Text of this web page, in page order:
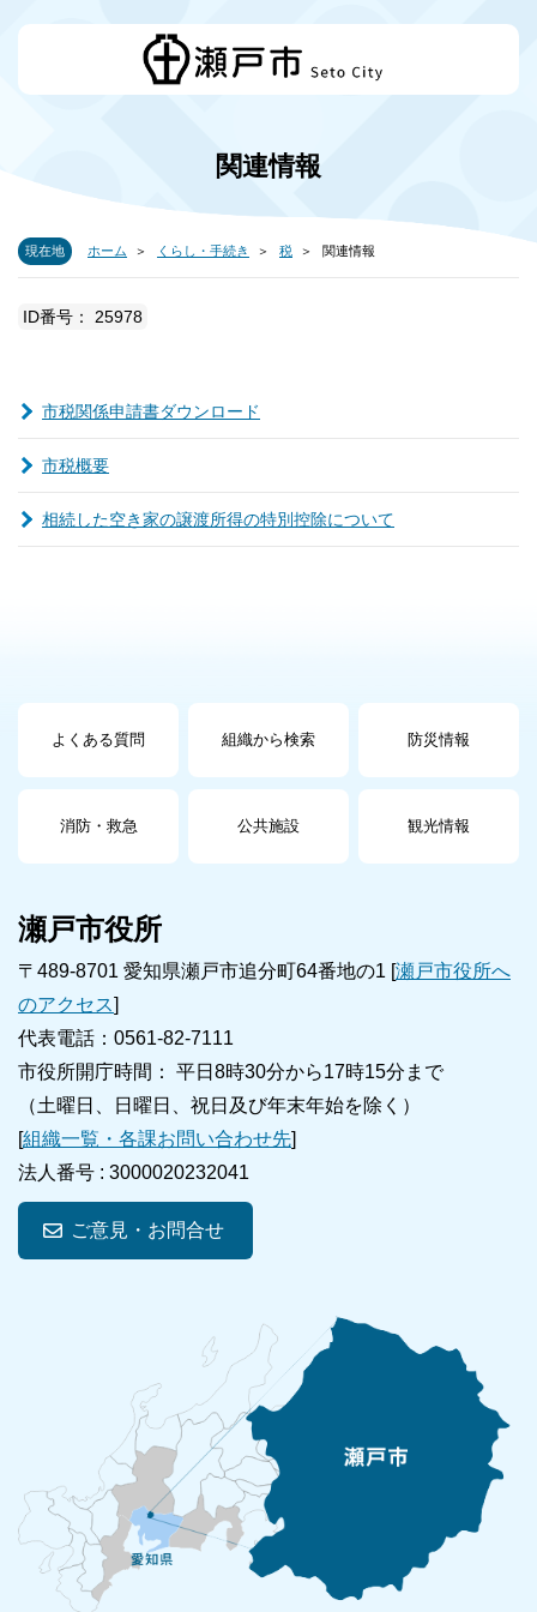
関連情報
現在地 ホーム くらし・手続き 税 関連情報
ID番号： 25978
市税関係申請書ダウンロード
市税概要
相続した空き家の譲渡所得の特別控除について
よくある質問 組織から検索 防災情報
消防・救急 公共施設 観光情報
瀬戸市役所
〒489-8701 愛知県瀬戸市追分町64番地の1 [瀬戸市役所へ
のアクセス]
代表電話：0561-82-7111
市役所開庁時間： 平日8時30分から17時15分まで
（土曜日、日曜日、祝日及び年末年始を除く）
[組織一覧・各課お問い合わせ先]
法人番号 : 3000020232041
ご意見・お問合せ